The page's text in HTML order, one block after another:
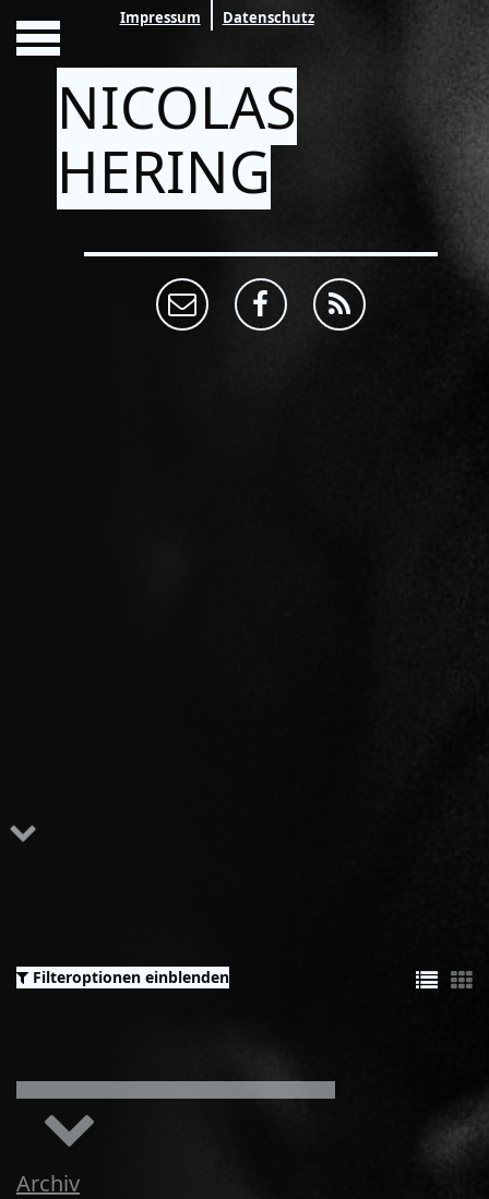
Impressum Datenschutz
NICOLAS
HERING
Filteroptionen einblenden
Archiv